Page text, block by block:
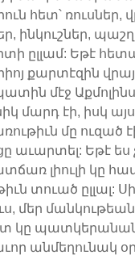
հետ՝
ինկուշներ,
ըլլամ: Եթէ
քարտէզին
մէջ
մարդ էի, իսկ
մը ուզած
աւարտել: Եթէ
լիուլի կը
տուած ըլլալ:
մեր
կը պատկերանան
անմեղունակ